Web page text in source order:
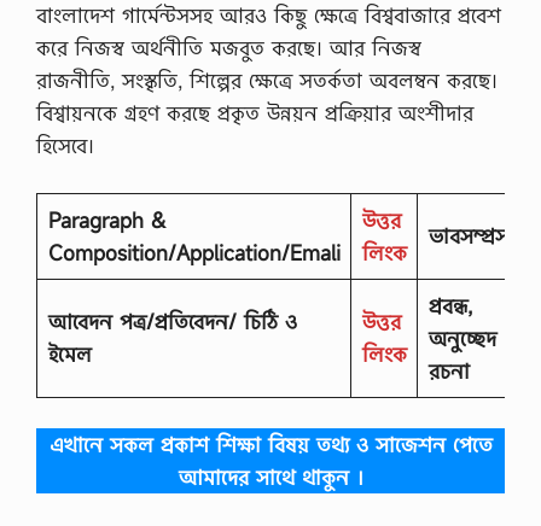
বাংলাদেশ গার্মেন্টসসহ আরও কিছু ক্ষেত্রে বিশ্ববাজারে প্রবেশ
করে নিজস্ব অর্থনীতি মজবুত করছে। আর নিজস্ব
রাজনীতি, সংস্কৃতি, শিল্পের ক্ষেত্রে সতর্কতা অবলম্বন করছে।
বিশ্বায়নকে গ্রহণ করছে প্রকৃত উন্নয়ন প্রক্রিয়ার অংশীদার
হিসেবে।
Paragraph &
Composition/Application/Emali
উত্তর
লিংক
ভাবসম্প্রসারণ
আবেদন পত্র/প্রতিবেদন/ চিঠি ও
ইমেল
উত্তর
লিংক
প্রবন্ধ,
অনুচ্ছেদ
রচনা
এখানে সকল প্রকাশ শিক্ষা বিষয় তথ্য ও সাজেশন পেতে
আমাদের সাথে থাকুন ।